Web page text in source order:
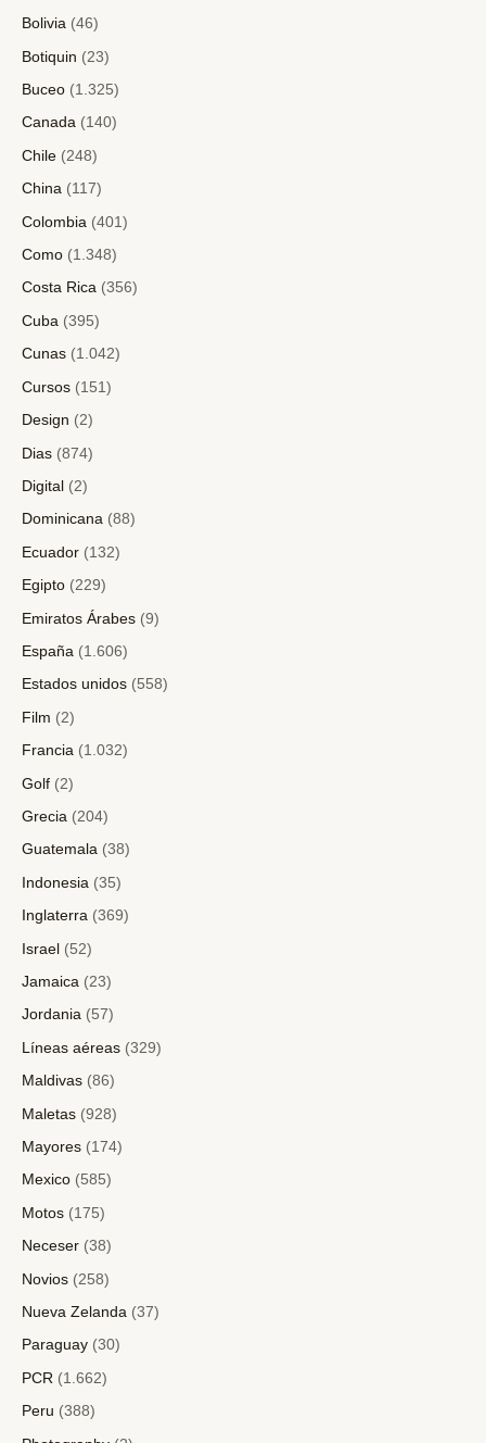
Bolivia (46)
Botiquin (23)
Buceo (1.325)
Canada (140)
Chile (248)
China (117)
Colombia (401)
Como (1.348)
Costa Rica (356)
Cuba (395)
Cunas (1.042)
Cursos (151)
Design (2)
Dias (874)
Digital (2)
Dominicana (88)
Ecuador (132)
Egipto (229)
Emiratos Árabes (9)
España (1.606)
Estados unidos (558)
Film (2)
Francia (1.032)
Golf (2)
Grecia (204)
Guatemala (38)
Indonesia (35)
Inglaterra (369)
Israel (52)
Jamaica (23)
Jordania (57)
Líneas aéreas (329)
Maldivas (86)
Maletas (928)
Mayores (174)
Mexico (585)
Motos (175)
Neceser (38)
Novios (258)
Nueva Zelanda (37)
Paraguay (30)
PCR (1.662)
Peru (388)